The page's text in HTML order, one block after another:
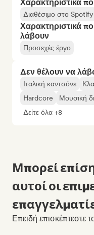
Χαρακτηριστικά
Διαθέσιμο στο Spotify
Χαρακτηριστικά
λάβουν
Προσεχές έργο
Δεν θέλουν να
Ιταλική καντσόνε
Hardcore
Μουσική
Δείτε όλα +8
Μπορεί
αυτοί οι
Επειδή επισκέπτεστε